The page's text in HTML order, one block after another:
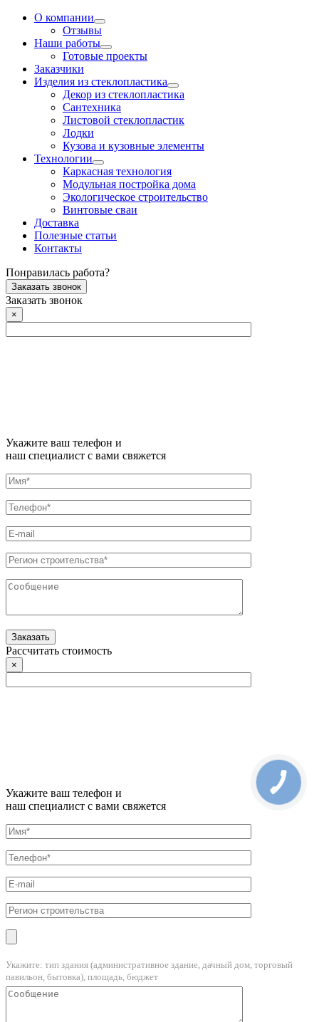
О компании
Отзывы
Наши работы
Готовые проекты
Заказчики
Изделия из стеклопластика
Декор из стеклопластика
Сантехника
Листовой стеклопластик
Лодки
Кузова и кузовные элементы
Технологии
Каркасная технология
Модульная постройка дома
Экологическое строительство
Винтовые сваи
Доставка
Полезные статьи
Контакты
Понравилась работа?
Заказать звонок
Заказать звонок
×
Укажите ваш телефон и
наш специалист с вами свяжется
Рассчитать стоимость
×
Укажите ваш телефон и
наш специалист с вами свяжется
Укажите: тип здания (административное здание, дачный дом, торговый
павильон, бытовка), площадь, бюджет